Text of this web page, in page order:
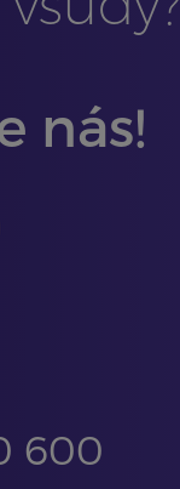
nás!
600